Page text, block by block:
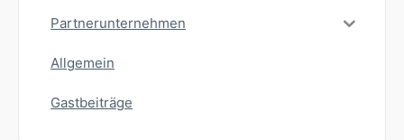
Partnerunternehmen
Allgemein
Gastbeiträge